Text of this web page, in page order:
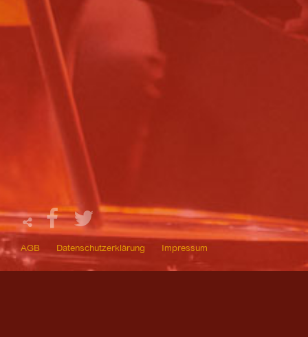
AGB Datenschutzerklärung Impressum